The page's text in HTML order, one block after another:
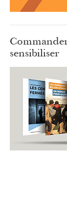
sensibiliser